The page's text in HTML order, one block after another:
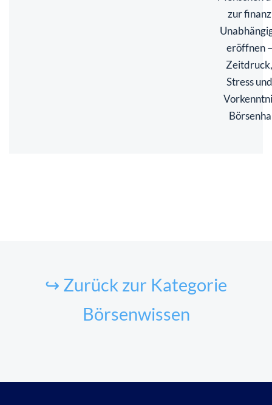
zur
eröffnen
Stress
↪ Zurück zur Kategorie
Börsenwissen